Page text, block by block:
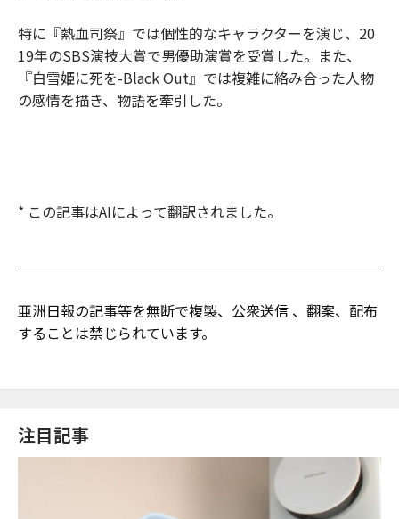
特に『熱血司祭』では個性的なキャラクターを演じ、20
19年のSBS演技大賞で男優助演賞を受賞した。また、
『白雪姫に死を-Black Out』では複雑に絡み合った人物
の感情を描き、物語を牽引した。
* この記事はAIによって翻訳されました。
亜洲日報の記事等を無断で複製、公衆送信 、翻案、配布
することは禁じられています。
注目記事